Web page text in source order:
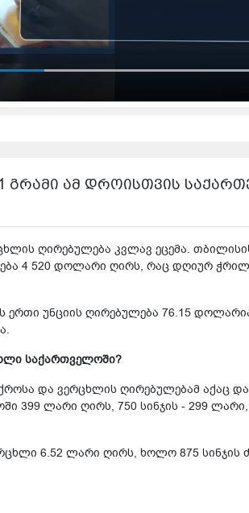
გრამი ამ დროისთვის
ღირებულება კვლავ ეცემა.
4 520 დოლარი ღირს, რაც დღიურ
ერთი უნციის ღირებულება 76.15
საქართველოში?
და ვერცხლის ღირებულებამ აქაც
399 ლარი ღირს, 750 სინჯის - 299
6.52 ლარი ღირს, ხოლო 875